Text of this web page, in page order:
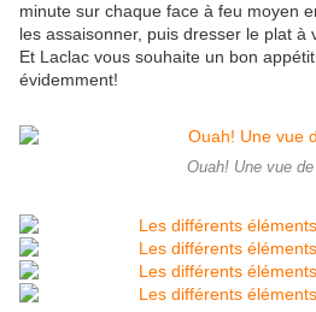
minute sur chaque face à feu moyen
les assaisonner, puis dresser le plat à
Et Laclac vous souhaite un bon
évidemment!
Ouah! Une vue